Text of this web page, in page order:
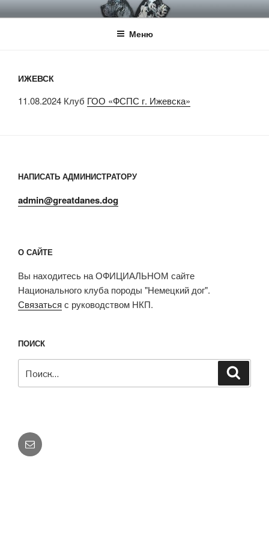
Перейти
к
НКП НЕМЕЦКИЙ ДОГ
Официальный сайт НКП Немецкий Дог
Меню
ИЖЕВСК
11.08.2024 Клуб ГОО «ФСПС г. Ижевска»
НАПИСАТЬ АДМИНИСТРАТОРУ
admin@greatdanes.dog
О САЙТЕ
Вы находитесь на ОФИЦИАЛЬНОМ сайте
Национального клуба породы "Немецкий дог".
Связаться с руководством НКП.
ПОИСК
E-
mail